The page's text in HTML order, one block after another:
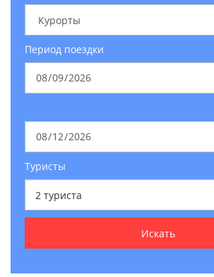
Период поездки
Туристы
2 туриста
Искать